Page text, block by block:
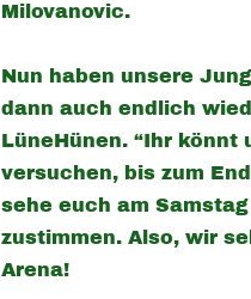
Milovanovic.
Nun haben unsere
dann auch endlich
LüneHünen. “Ihr
versuchen, bis zum
sehe euch am
zustimmen. Also, wir
Arena!